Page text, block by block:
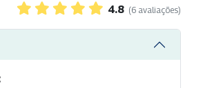
4.8 (6 avaliações)